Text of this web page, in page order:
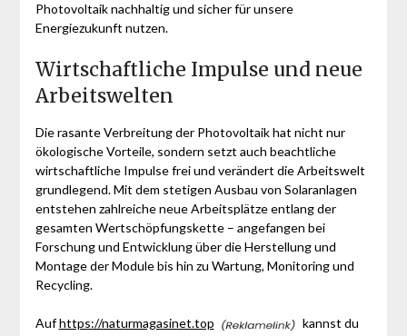
Photovoltaik nachhaltig und sicher für unsere
Energiezukunft nutzen.
Wirtschaftliche Impulse und neue
Arbeitswelten
Die rasante Verbreitung der Photovoltaik hat nicht nur
ökologische Vorteile, sondern setzt auch beachtliche
wirtschaftliche Impulse frei und verändert die Arbeitswelt
grundlegend. Mit dem stetigen Ausbau von Solaranlagen
entstehen zahlreiche neue Arbeitsplätze entlang der
gesamten Wertschöpfungskette – angefangen bei
Forschung und Entwicklung über die Herstellung und
Montage der Module bis hin zu Wartung, Monitoring und
Recycling.
Aufhttps://naturmagasinet.top
kannst du